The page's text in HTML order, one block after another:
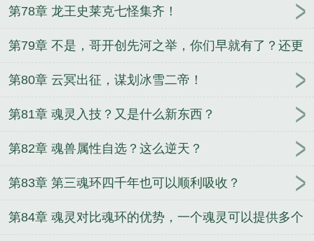
第78章 龙王史莱克七怪集齐！
第79章 不是，哥开创先河之举，你们早就有了？还更
高级？
第80章 云冥出征，谋划冰雪二帝！
第81章 魂灵入技？又是什么新东西？
第82章 魂兽属性自选？这么逆天？
第83章 第三魂环四千年也可以顺利吸收？
第84章 魂灵对比魂环的优势，一个魂灵可以提供多个